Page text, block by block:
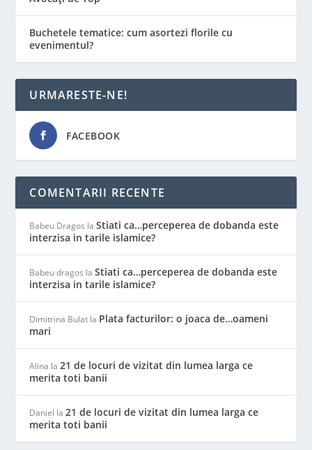
Buchetele tematice: cum asortezi florile cu
evenimentul?
URMARESTE-NE!
FACEBOOK
COMENTARII RECENTE
Babeu Dragos laStiati ca…perceperea de dobanda este
interzisa in tarile islamice?
Babeu dragos laStiati ca…perceperea de dobanda este
interzisa in tarile islamice?
Dimitrina Bulat la Plata facturilor: o joaca de…oameni
mari
Alina la21 de locuri de vizitat din lumea larga ce
merita toti banii
Daniel la21 de locuri de vizitat din lumea larga ce
merita toti banii